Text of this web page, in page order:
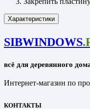
Характеристики
SIBWINDOWS
всё для деревянного
Интернет-магазин по
КОНТАКТЫ